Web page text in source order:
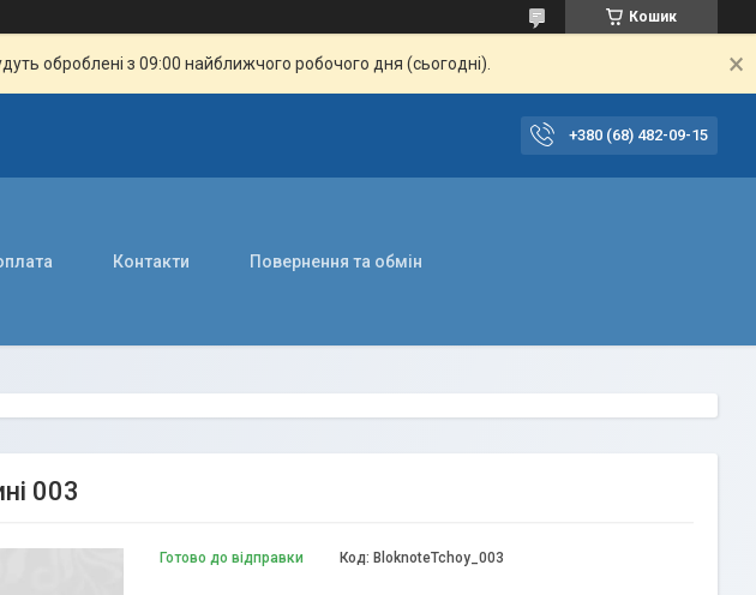
Кошик
оброблені з 09:00 найближчого робочого дня (сьогодні).
+380 (68) 482-09-15
Контакти Повернення та обмін
003
Готово до відправки Код: BloknoteTchoy_003